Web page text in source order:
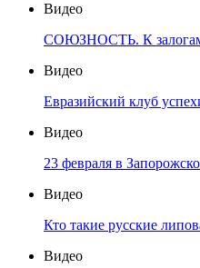
Видео
СОЮЗНОСТЬ. К залогам
Видео
Евразийский клуб
Видео
23 февраля в
Видео
Кто такие русские
Видео